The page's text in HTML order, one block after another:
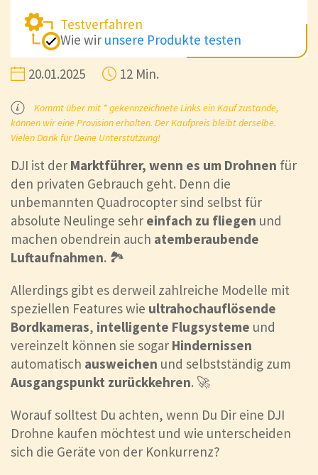
Testverfahren
Wie wir unsere Produkte testen
20.01.2025 12 Min.
Kommt über mit * gekennzeichnete Links ein Kauf zustande,
können wir eine Provision erhalten. Der Kaufpreis bleibt derselbe.
Vielen Dank für Deine Unterstützung!
DJI ist der Marktführer, wenn es um Drohnen für
den privaten Gebrauch geht. Denn die
unbemannten Quadrocopter sind selbst für
absolute Neulinge sehr einfach zu fliegen und
machen obendrein auch atemberaubende
Luftaufnahmen. 🏞️
Allerdings gibt es derweil zahlreiche Modelle mit
speziellen Features wie ultrahochauflösende
Bordkameras, intelligente Flugsysteme und
vereinzelt können sie sogar Hindernissen
automatisch ausweichen und selbstständig zum
Ausgangspunkt zurückkehren. 🚀
Worauf solltest Du achten, wenn Du Dir eine DJI
Drohne kaufen möchtest und wie unterscheiden
sich die Geräte von der Konkurrenz?